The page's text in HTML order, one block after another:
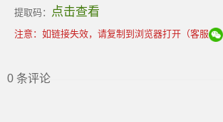
提取码： 点击查看
注意：如链接失效，请复制到浏览器打开（客服
0 条评论